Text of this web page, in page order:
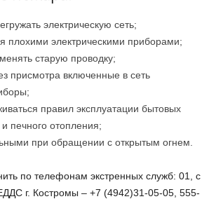
электрическую сеть;
плохими электрическими приборами;
старую проводку;
присмотра включенные в сеть
правил эксплуатации бытовых
печного отопления;
при обращении с открытым огнем.
по телефонам экстренных служб: 01, с
г. Костромы – +7 (4942)31-05-05, 555-